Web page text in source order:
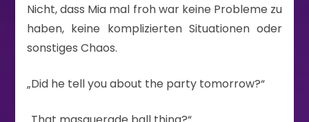
Nicht, dass Mia mal froh war keine Probleme zu
haben, keine komplizierten Situationen oder
sonstiges Chaos.
„Did he tell you about the party tomorrow?“